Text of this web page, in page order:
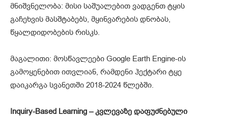
მნიშვნელობა: მისი საშუალებით ვადგენთ ტყის
გაჩეხვის მასშტაბებს, მყინვარების დნობას,
წყალდიდობების რისკს.
მაგალითი: მოსწავლეები Google Earth Engine-ის
გამოყენებით ითვლიან, რამდენი ჰექტარი ტყე
დაიკარგა სვანეთში 2018-2024 წლებში.
Inquiry-Based Learning – კვლევაზე დაფუძნებული